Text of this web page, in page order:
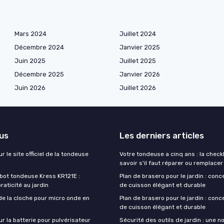
Mars 2024
Juillet 2024
Décembre 2024
Janvier 2025
Juin 2025
Juillet 2025
Décembre 2025
Janvier 2026
Juin 2026
Juillet 2026
le site officiel de la tondeuse
tondeuse Kress KR121E :
au jardin
la cloche pour micro onde en
la batterie pour pulvérisateur
Les derniers articles
Votre tondeuse a cinq ans : la
savoir s'il faut réparer ou remplacer
Plan de brasero pour le jardin :
de cuisson élégant et durable
Plan de brasero pour le jardin :
de cuisson élégant et durable
Sécurité des outils de jardin : une